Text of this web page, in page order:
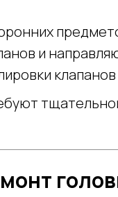
и
клапанов